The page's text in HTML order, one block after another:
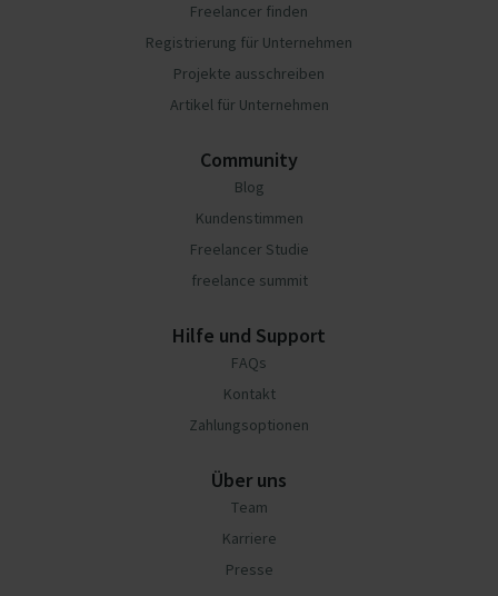
Freelancer finden
Registrierung für Unternehmen
Projekte ausschreiben
Artikel für Unternehmen
Community
Blog
Kundenstimmen
Freelancer Studie
freelance summit
Hilfe und Support
FAQs
Kontakt
Zahlungsoptionen
Über uns
Team
Karriere
Presse